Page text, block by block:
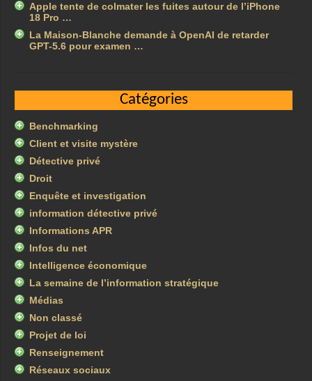
Apple tente de colmater les fuites autour de l’iPhone
18 Pro …
La Maison-Blanche demande à OpenAI de retarder
GPT-5.6 pour examen …
Catégories
Benchmarking
Client et visite mystère
Détective privé
Droit
Enquête et investigation
information détective privé
Informations APR
Infos du net
Intelligence économique
La semaine de l’information stratégique
Médias
Non classé
Projet de loi
Renseignement
Réseaux sociaux